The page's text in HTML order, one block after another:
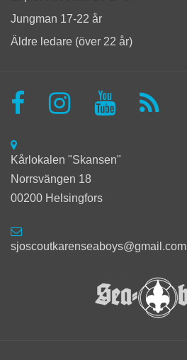
Jungman 17-22 år
Äldre ledare (över 22 år)
Kårlokalen "Skansen"
Norrsvängen 18
00200 Helsingfors
sjoscoutkarenseaboys@gmail.com